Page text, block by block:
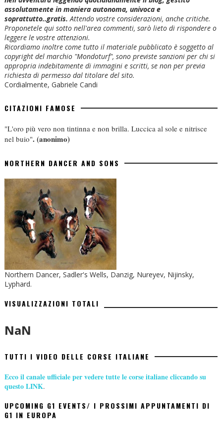
assolutamente in maniera autonoma, univoca e
soprattutto..gratis. Attendo vostre considerazioni, anche critiche.
Proponetele qui sotto nell'area commenti, sarò lieto di rispondere o
leggere le vostre attenzioni.
Ricordiamo inoltre come tutto il materiale pubblicato è soggetto al
copyright del marchio "Mondoturf", sono previste sanzioni per chi si
appropria indebitamente di immagini e scritti, se non per previa
richiesta di permesso dal titolare del sito.
Cordialmente, Gabriele Candi
CITAZIONI FAMOSE
"L'oro più vero non tintinna e non brilla. Luccica al sole e nitrisce
nel buio". (anonimo)
NORTHERN DANCER AND SONS
Northern Dancer, Sadler's Wells, Danzig, Nureyev, Nijinsky,
Lyphard.
VISUALIZZAZIONI TOTALI
NaN
TUTTI I VIDEO DELLE CORSE ITALIANE
Ecco il canale ufficiale per vedere tutte le corse italiane cliccando su
questo LINK.
UPCOMING G1 EVENTS/ I PROSSIMI APPUNTAMENTI DI
G1 IN EUROPA